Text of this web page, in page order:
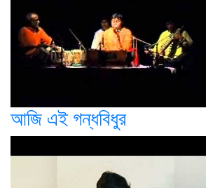
আজি এই গন্ধবিধুর